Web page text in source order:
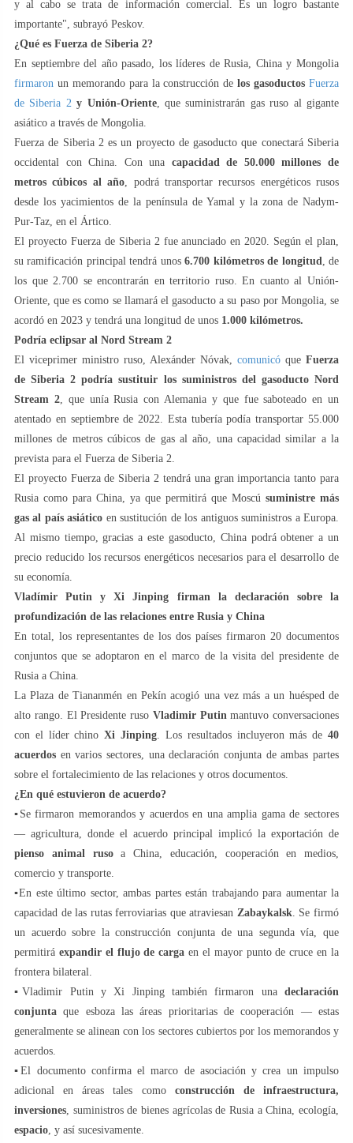
y al cabo se trata de información comercial. Es un logro bastante
importante", subrayó Peskov.
¿Qué es Fuerza de Siberia 2?
En septiembre del año pasado, los líderes de Rusia, China y Mongolia
firmaron un memorando para la construcción delos gasoductosFuerza
de Siberia 2 y Unión-Oriente, que suministrarán gas ruso al gigante
asiático a través de Mongolia.
Fuerza de Siberia 2 es un proyecto de gasoducto que conectará Siberia
occidental con China. Con una capacidad de 50.000 millones de
metros cúbicos al año , podrá transportar recursos energéticos rusos
desde los yacimientos de la península de Yamal y la zona de Nadym-
Pur-Taz, en el Ártico.
El proyecto Fuerza de Siberia 2 fue anunciado en 2020. Según el plan,
su ramificación principal tendrá unos6.700 kilómetros de longitud
, de
los que 2.700 se encontrarán en territorio ruso. En cuanto al Unión-
Oriente, que es como se llamará el gasoducto a su paso por Mongolia, se
acordó en 2023 y tendrá una longitud de unos 1.000 kilómetros.
Podría eclipsar al Nord Stream 2
El viceprimer ministro ruso, Alexánder Nóvak, comunicó que Fuerza
de Siberia 2 podría sustituir los suministros del gasoducto Nord
Stream 2, que unía Rusia con Alemania y que fue saboteado en un
atentado en septiembre de 2022. Esta tubería podía transportar 55.000
millones de metros cúbicos de gas al año, una capacidad similar a la
prevista para el Fuerza de Siberia 2.
El proyecto Fuerza de Siberia 2 tendrá una gran importancia tanto para
Rusia como para China, ya que permitirá que Moscú suministre más
gas al país asiático en sustitución de los antiguos suministros a Europa.
Al mismo tiempo, gracias a este gasoducto, China podrá obtener a un
precio reducido los recursos energéticos necesarios para el desarrollo de
su economía.
Vladímir Putin y Xi Jinping firman la declaración sobre la
profundización de las relaciones entre Rusia y China
En total, los representantes de los dos países firmaron 20 documentos
conjuntos que se adoptaron en el marco de la visita del presidente de
Rusia a China.
La Plaza de Tiananmén en Pekín acogió una vez más a un huésped de
alto rango. El Presidente ruso Vladimir Putin mantuvo conversaciones
con el líder chinoXi Jinping . Los resultados incluyeron más de40
acuerdos en varios sectores, una declaración conjunta de ambas partes
sobre el fortalecimiento de las relaciones y otros documentos.
¿En qué estuvieron de acuerdo?
▪️Se firmaron memorandos y acuerdos en una amplia gama de sectores
— agricultura, donde el acuerdo principal implicó la exportación de
pienso animal rusoa China, educación, cooperación en medios,
comercio y transporte.
▪️En este último sector, ambas partes están trabajando para aumentar la
capacidad de las rutas ferroviarias que atraviesan Zabaykalsk . Se firmó
un acuerdo sobre la construcción conjunta de una segunda vía, que
permitirá expandir el flujo de carga en el mayor punto de cruce en la
frontera bilateral.
▪️Vladimir Putin y Xi Jinping también firmaron una declaración
conjunta que esboza las áreas prioritarias de cooperación — estas
generalmente se alinean con los sectores cubiertos por los memorandos y
acuerdos.
▪️El documento confirma el marco de asociación y crea un impulso
adicional en áreas tales como construcción de infraestructura,
inversiones , suministros de bienes agrícolas de Rusia a China, ecología,
espacio , y así sucesivamente.